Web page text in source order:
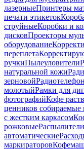
лазерныеПринтеры
печати этикеток
струйныеКоробки и
дисковПроекторы
оборудование
переплета
ручкиПылеуловители
натуральной кожи
зерновой
молотыйРамки для
фотографийКофе
ценников собираемые
с жестким каркасом
рожковыеРаспылители
автоматические
маркираторов